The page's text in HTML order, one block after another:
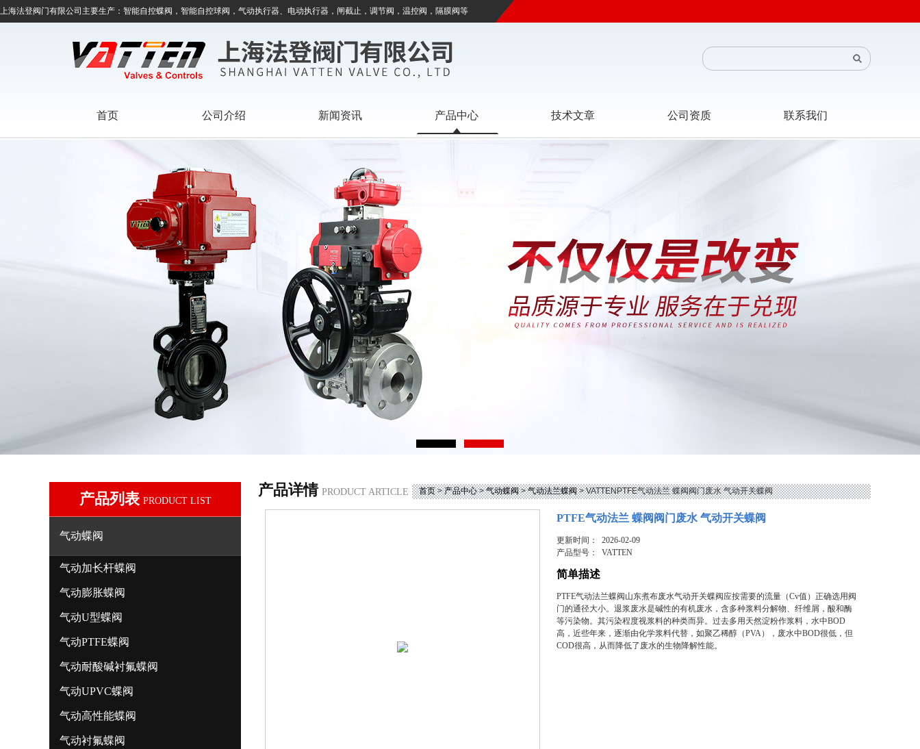
上海法登阀门有限公司主要生产：智能自控蝶阀，智能自控球阀，气动执行器、电动执行器，闸截止，调节阀，温控阀，隔膜阀等
首页 公司介绍 新闻资讯 产品中心 技术文章 公司资质 联系我们
产品列表 PRODUCT LIST
气动蝶阀
气动加长杆蝶阀
气动膨胀蝶阀
气动U型蝶阀
气动PTFE蝶阀
气动耐酸碱衬氟蝶阀
气动UPVC蝶阀
气动高性能蝶阀
气动衬氟蝶阀
产品详情 PRODUCT ARTICLE 首页>产品中心>气动蝶阀>气动法兰蝶阀> VATTENPTFE气动法兰 蝶阀阀门废水 气动开关蝶阀
PTFE气动法兰 蝶阀阀门废水 气动开关蝶阀
更新时间： 2026-02-09
产品型号：VATTEN
简单描述
PTFE气动法兰蝶阀山东煮布废水气动开关蝶阀应按需要的流量（Cv值）正确选用阀
门的通径大小。退浆废水是碱性的有机废水，含多种浆料分解物、纤维屑，酸和酶
等污染物。其污染程度视浆料的种类而异。过去多用天然淀粉作浆料，水中BOD
高，近些年来，逐渐由化学浆料代替，如聚乙稀醇（PVA），废水中BOD很低，但
COD很高，从而降低了废水的生物降解性能。